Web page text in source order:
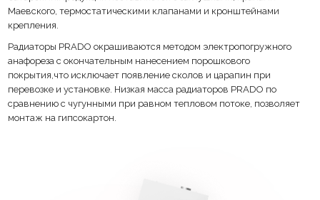
Маевского, термостатическими клапанами и кронштейнами
крепления.
Радиаторы PRADO окрашиваются методом электропогружного
анафореза с окончательным нанесением порошкового
покрытия,что исключает появление сколов и царапин при
перевозке и установке. Низкая масса радиаторов PRADO по
сравнению с чугунными при равном тепловом потоке, позволяет
монтаж на гипсокартон.